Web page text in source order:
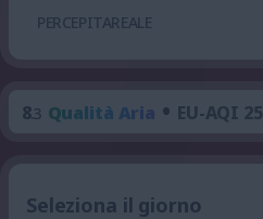
PERCEPITAREALE
8.3 Qualità Aria • EU-AQI 25
Seleziona il giorno